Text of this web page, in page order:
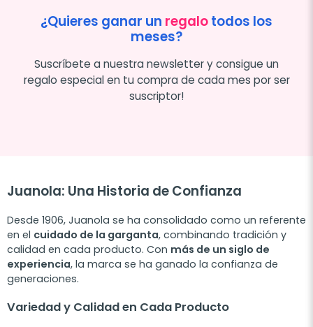
¿Quieres ganar un regalotodos los
meses?
Suscríbete a nuestra newsletter y consigue un
regalo especial en tu compra de cada mes por ser
suscriptor!
Juanola: Una Historia de Confianza
Desde 1906, Juanola se ha consolidado como un referente
en el cuidado de la garganta, combinando tradición y
calidad en cada producto. Con más de un siglo de
experiencia, la marca se ha ganado la confianza de
generaciones.
Variedad y Calidad en Cada Producto